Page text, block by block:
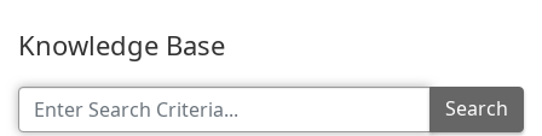
Knowledge Base
Search